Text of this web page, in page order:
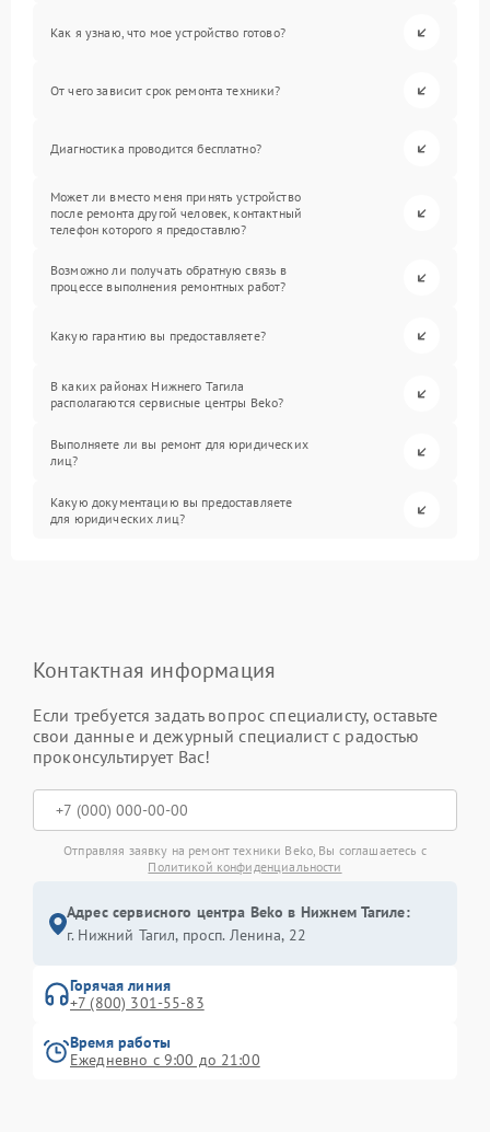
Как я узнаю, что мое устройство готово?
От чего зависит срок ремонта техники?
Диагностика проводится бесплатно?
Может ли вместо меня принять устройство
после ремонта другой человек, контактный
телефон которого я предоставлю?
Возможно ли получать обратную связь в
процессе выполнения ремонтных работ?
Какую гарантию вы предоставляете?
В каких районах Нижнего Тагила
располагаются сервисные центры Beko?
Выполняете ли вы ремонт для юридических
лиц?
Какую документацию вы предоставляете
для юридических лиц?
Контактная информация
Если требуется задать вопрос специалисту, оставьте
свои данные и дежурный специалист с радостью
проконсультирует Вас!
Отправляя заявку на ремонт техники Beko, Вы соглашаетесь с
Политикой конфиденциальности
Адрес сервисного центра Beko в Нижнем Тагиле:
г. Нижний Тагил, просп. Ленина, 22
Горячая линия
+7 (800) 301-55-83
Время работы
Ежедневно с 9:00 до 21:00